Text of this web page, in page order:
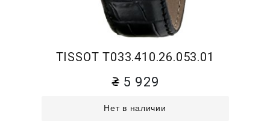
TISSOT T033.410.26.053.01
5 929
Нет в наличии